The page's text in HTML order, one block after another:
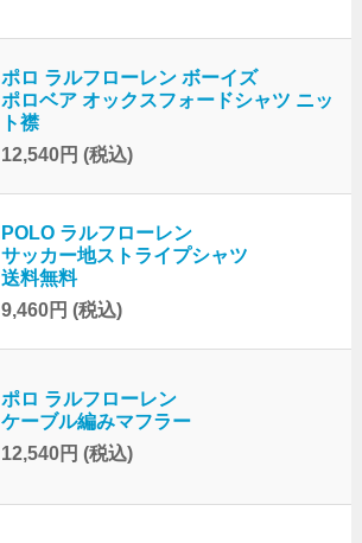
ポロ ラルフローレン ボーイズ
ポロベア オックスフォードシャツ ニッ
ト襟
12,540円 (税込)
POLO ラルフローレン
サッカー地ストライプシャツ
送料無料
9,460円 (税込)
ポロ ラルフローレン
ケーブル編みマフラー
12,540円 (税込)